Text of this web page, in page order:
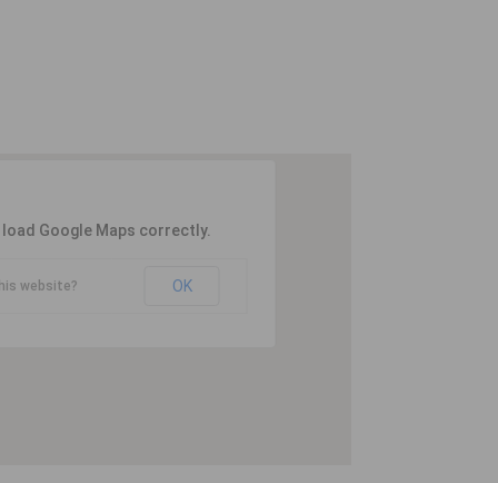
Google Maps correctly.
website? OK